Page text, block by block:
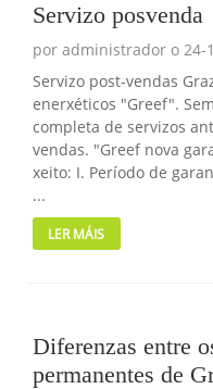
Servizo posvenda
por administrador o 24-
Servizo post-vendas
enerxéticos "Greef".
completa de servizos
vendas. "Greef nova
xeito: I. Período de
...
LER MÁIS
Diferenzas entre
permanentes de